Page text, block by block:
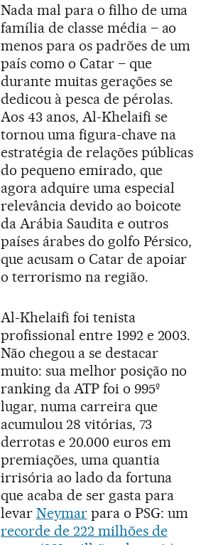
Nada mal para o filho de uma
família de classe média – ao
menos para os padrões de um
país como o Catar – que
durante muitas gerações se
dedicou à pesca de pérolas.
Aos 43 anos, Al-Khelaifi se
tornou uma figura-chave na
estratégia de relações públicas
do pequeno emirado, que
agora adquire uma especial
relevância devido ao boicote
da Arábia Saudita e outros
países árabes do golfo Pérsico,
que acusam o Catar de apoiar
o terrorismo na região.
Al-Khelaifi foi tenista
profissional entre 1992 e 2003.
Não chegou a se destacar
muito: sua melhor posição no
ranking da ATP foi o 995º
lugar, numa carreira que
acumulou 28 vitórias, 73
derrotas e 20.000 euros em
premiações, uma quantia
irrisória ao lado da fortuna
que acaba de ser gasta para
levar Neymarpara o PSG: um
recorde de 222 milhões de